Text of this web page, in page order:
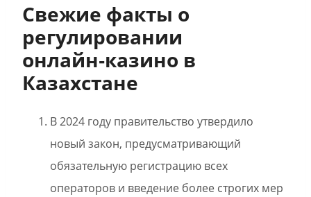
Свежие факты о
регулировании
онлайн‑казино в
Казахстане
В 2024 году правительство утвердило
новый закон, предусматривающий
обязательную регистрацию всех
операторов и введение более строгих мер